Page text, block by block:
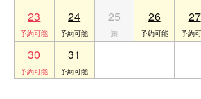
23 24 25 26 27
30 31